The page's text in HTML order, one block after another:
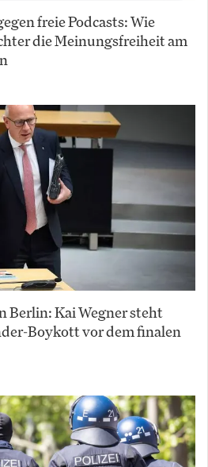
freie Podcasts: Wie
die Meinungsfreiheit am
Berlin: Kai Wegner steht
Boykott vor dem finalen